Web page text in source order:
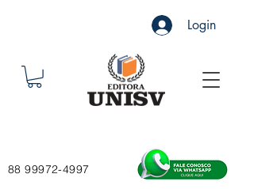
Login
88 99972-4997